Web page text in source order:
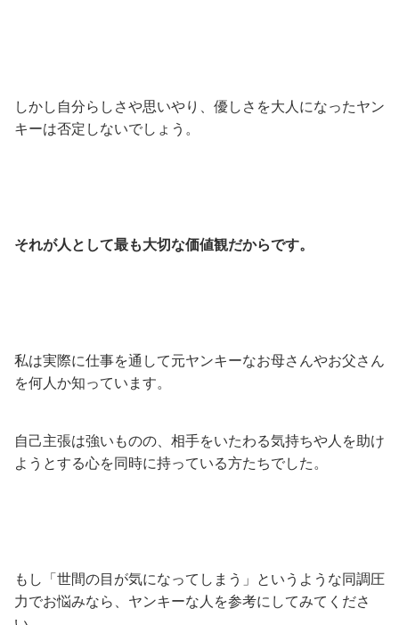
しかし自分らしさや思いやり、優しさを大人になったヤン
キーは否定しないでしょう。
それが人として最も大切な価値観だからです。
私は実際に仕事を通して元ヤンキーなお母さんやお父さん
を何人か知っています。
自己主張は強いものの、相手をいたわる気持ちや人を助け
ようとする心を同時に持っている方たちでした。
もし「世間の目が気になってしまう」というような同調圧
力でお悩みなら、ヤンキーな人を参考にしてみてくださ